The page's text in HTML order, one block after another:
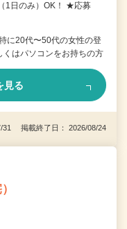
1日のみ）OK！ ★応募
に20代〜50代の女性の登
はパソコンをお持ちの方
見る
31 掲載終了日： 2026/08/24